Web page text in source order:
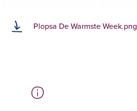
Plopsa De Warmste Week.png